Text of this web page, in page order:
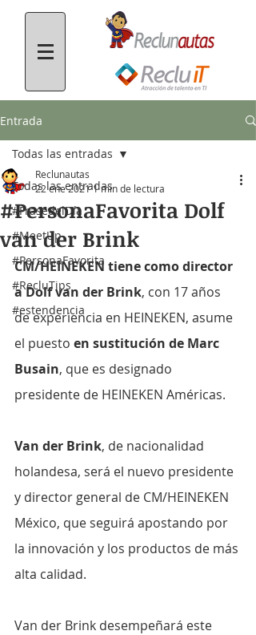
Entrada
Todas las entradas
#FrasedelDía
#MeetUp
#PersonaFavorita
#RecluTips
#estendencia
Todas las entradas
#PersonaFavorita Dolf
van der Brink
Reclunautas
22 ene 2021 1 min de lectura
CM/HEINEKEN tiene como director
a Dolf van der Brink, con 17 años
de experiencia en HEINEKEN, asume
el puesto en sustitución de Marc
Busain, que es designado
presidente de HEINEKEN Américas.
Van der Brink, de nacionalidad
holandesa, será el nuevo presidente
y director general de CM/HEINEKEN
México, que seguirá apostando por
la innovación y los productos de más
alta calidad.
Van der Brink desempeñará este